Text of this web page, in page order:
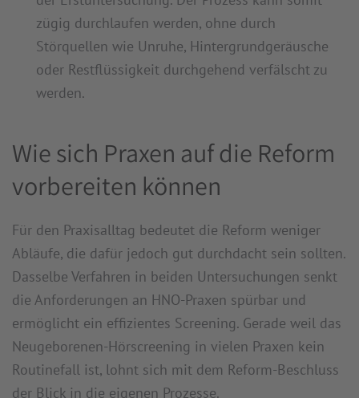
zügig durchlaufen werden, ohne durch
Störquellen wie Unruhe, Hintergrundgeräusche
oder Restflüssigkeit durchgehend verfälscht zu
werden.
Wie sich Praxen auf die Reform
vorbereiten können
Für den Praxisalltag bedeutet die Reform weniger
Abläufe, die dafür jedoch gut durchdacht sein sollten.
Dasselbe Verfahren in beiden Untersuchungen senkt
die Anforderungen an HNO-Praxen spürbar und
ermöglicht ein effizientes Screening. Gerade weil das
Neugeborenen-Hörscreening in vielen Praxen kein
Routinefall ist, lohnt sich mit dem Reform-Beschluss
der Blick in die eigenen Prozesse.